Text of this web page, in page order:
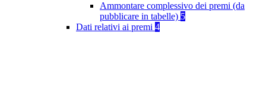
Ammontare complessivo dei premi (da
pubblicare in tabelle) 5
Dati relativi ai premi 4